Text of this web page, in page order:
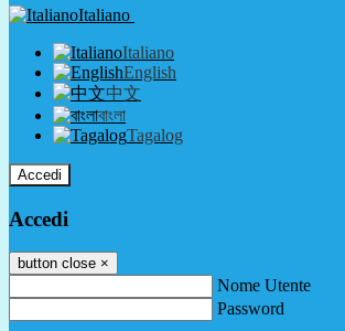
Italiano
Italiano
English
中文
বাংলা
Tagalog
Accedi
Accedi
button close ×
Nome Utente
Password